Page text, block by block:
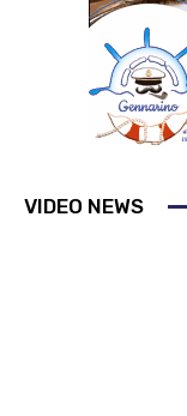
VIDEO NEWS